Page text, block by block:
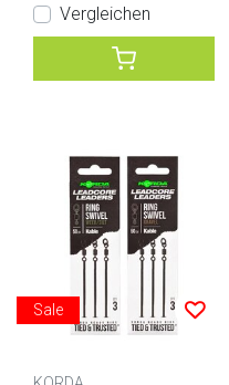
Vergleichen
Sale